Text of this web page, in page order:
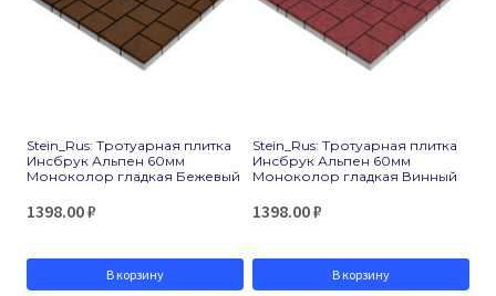
Stein_Rus: Тротуарная плитка
Инсбрук Альпен 60мм
Моноколор гладкая Бежевый
1398.00₽
В корзину
Stein_Rus: Тротуарная плитка
Инсбрук Альпен 60мм
Моноколор гладкая Винный
1398.00₽
В корзину